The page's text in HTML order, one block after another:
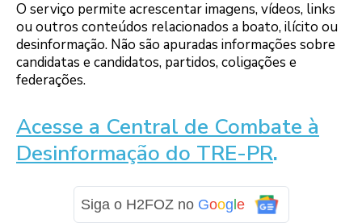
O serviço permite acrescentar imagens, vídeos, links
ou outros conteúdos relacionados a boato, ilícito ou
desinformação. Não são apuradas informações sobre
candidatas e candidatos, partidos, coligações e
federações.
Acesse a Central de Combate à
Desinformação do TRE-PR.
Siga o H2FOZ no Goog e